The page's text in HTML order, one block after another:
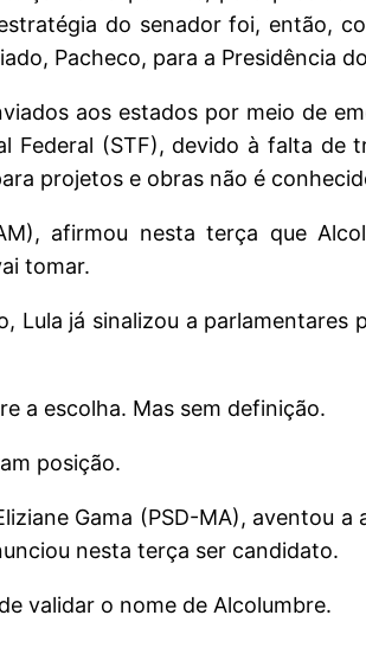
do senador foi, então,
Pacheco, para a Presidência
aos estados por meio de
Federal (STF), devido à falta de
projetos e obras não é
afirmou nesta terça que
tomar.
Lula já sinalizou a parlamentares
a escolha. Mas sem definição.
posição.
Gama (PSD-MA), aventou a
nesta terça ser candidato.
validar o nome de Alcolumbre.